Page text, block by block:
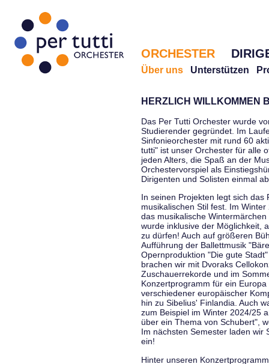
ORCHESTER
Über uns Unterstützen
HERZLICH WILLKOMMEN
Das Per Tutti Orchester wurde
Studierender gegründet. Im
Sinfonieorchester mit rund 60
tutti" ist unser Orchester für alle
jeden Alters, die Spaß an der
Orchestervorspiel als
Dirigenten und Solisten einmal
In seinen Projekten legt sich das
musikalischen Stil fest. Im
das musikalische
wurde inklusive der Möglichkeit,
zu dürfen! Auch auf größeren
Aufführung der Ballettmusik
Opernproduktion "Die gute
brachen wir mit Dvoraks
Zuschauerrekorde und im
Konzertprogramm für ein
verschiedener europäischer
hin zu Sibelius' Finlandia. Auch
zum Beispiel im Winter 2024/25
über ein Thema von Schubert",
Im nächsten Semester laden wir
ein!
Hinter unseren